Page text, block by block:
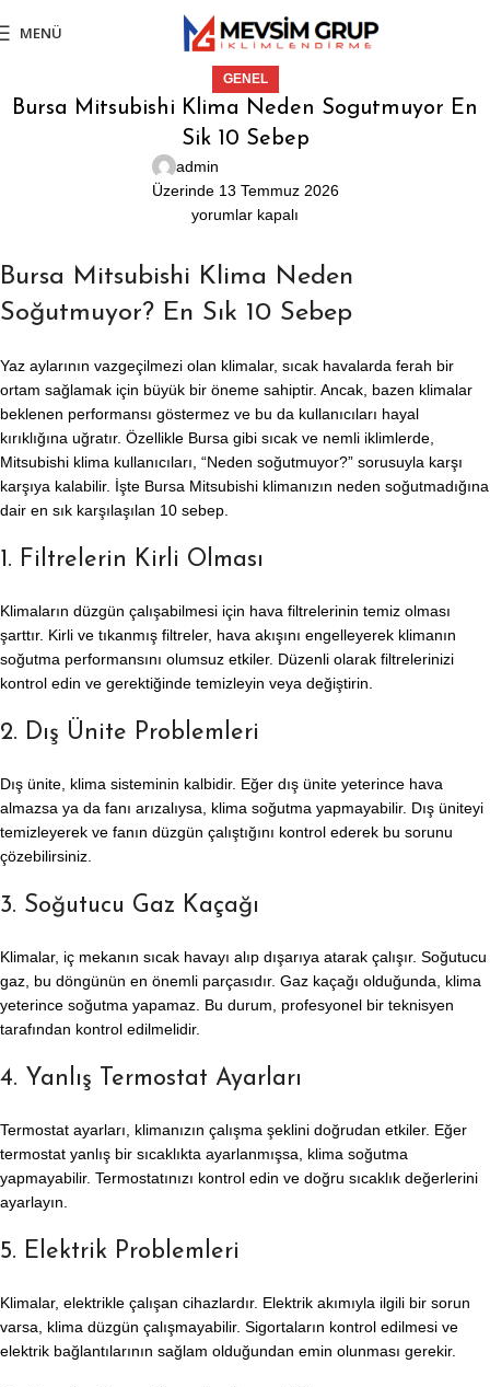
MENÜ
GENEL
Bursa Mitsubishi Klima Neden Sogutmuyor En
Sik 10 Sebep
admin
Üzerinde 13 Temmuz 2026
yorumlar kapalı
Bursa Mitsubishi Klima Neden
Soğutmuyor? En Sık 10 Sebep
Yaz aylarının vazgeçilmezi olan klimalar, sıcak havalarda ferah bir
ortam sağlamak için büyük bir öneme sahiptir. Ancak, bazen klimalar
beklenen performansı göstermez ve bu da kullanıcıları hayal
kırıklığına uğratır. Özellikle Bursa gibi sıcak ve nemli iklimlerde,
Mitsubishi klima kullanıcıları, “Neden soğutmuyor?” sorusuyla karşı
karşıya kalabilir. İşte Bursa Mitsubishi klimanızın neden soğutmadığına
dair en sık karşılaşılan 10 sebep.
1. Filtrelerin Kirli Olması
Klimaların düzgün çalışabilmesi için hava filtrelerinin temiz olması
şarttır. Kirli ve tıkanmış filtreler, hava akışını engelleyerek klimanın
soğutma performansını olumsuz etkiler. Düzenli olarak filtrelerinizi
kontrol edin ve gerektiğinde temizleyin veya değiştirin.
2. Dış Ünite Problemleri
Dış ünite, klima sisteminin kalbidir. Eğer dış ünite yeterince hava
almazsa ya da fanı arızalıysa, klima soğutma yapmayabilir. Dış üniteyi
temizleyerek ve fanın düzgün çalıştığını kontrol ederek bu sorunu
çözebilirsiniz.
3. Soğutucu Gaz Kaçağı
Klimalar, iç mekanın sıcak havayı alıp dışarıya atarak çalışır. Soğutucu
gaz, bu döngünün en önemli parçasıdır. Gaz kaçağı olduğunda, klima
yeterince soğutma yapamaz. Bu durum, profesyonel bir teknisyen
tarafından kontrol edilmelidir.
4. Yanlış Termostat Ayarları
Termostat ayarları, klimanızın çalışma şeklini doğrudan etkiler. Eğer
termostat yanlış bir sıcaklıkta ayarlanmışsa, klima soğutma
yapmayabilir. Termostatınızı kontrol edin ve doğru sıcaklık değerlerini
ayarlayın.
5. Elektrik Problemleri
Klimalar, elektrikle çalışan cihazlardır. Elektrik akımıyla ilgili bir sorun
varsa, klima düzgün çalışmayabilir. Sigortaların kontrol edilmesi ve
elektrik bağlantılarının sağlam olduğundan emin olunması gerekir.